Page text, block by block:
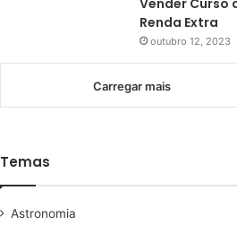
Vender Curso
Renda Extra
outubro 12, 2023
Carregar mais
Temas
Astronomia